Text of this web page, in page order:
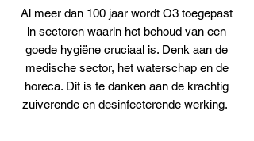
Al meer dan 100 jaar wordt O3 toegepast
in sectoren waarin het behoud van een
goede hygiëne cruciaal is. Denk aan de
medische sector, het waterschap en de
horeca. Dit is te danken aan de krachtig
zuiverende en desinfecterende werking.